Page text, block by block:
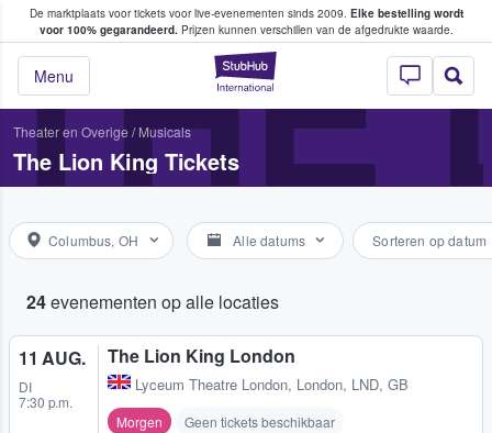
De marktplaats voor tickets voor live-evenementen sinds 2009. Elke bestelling wordt
voor 100% gegarandeerd.Prijzen kunnen verschillen van de afgedrukte waarde.
StubHub: waar
Menu
tickets kopen en verkopen
Theater en Overige / Musicals
The Lion King Tickets
Columbus, OH Alle datums Sorteren op datum
24evenementen op alle locaties
11 AUG.
DI
7:30 p.m.
The Lion King London
Lyceum Theatre London, London, LND, GB
Morgen Geen tickets beschikbaar